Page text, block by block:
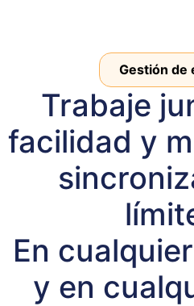
Gestión de
Trabaje
facilidad y
En
y en